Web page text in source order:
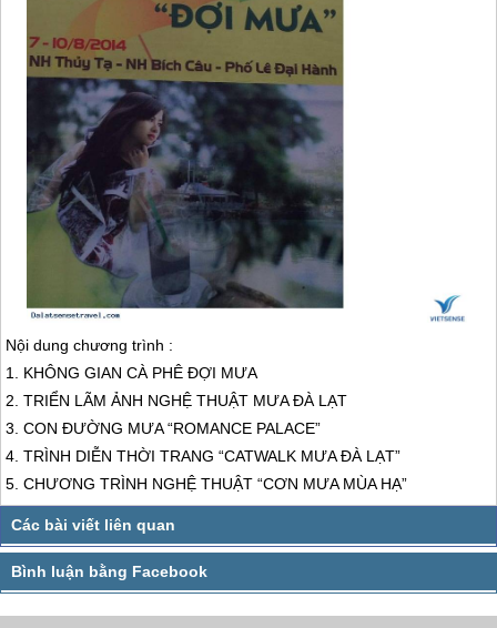
Nội dung chương trình :
1. KHÔNG GIAN CÀ PHÊ ĐỢI MƯA
2. TRIỂN LÃM ẢNH NGHỆ THUẬT MƯAĐÀ LẠT
3. CON ĐƯỜNG MƯA “ROMANCE PALACE”
4. TRÌNH DIỄN THỜI TRANG “CATWALK MƯAĐÀ LẠT”
5. CHƯƠNG TRÌNH NGHỆ THUẬT “CƠN MƯA MÙA HẠ”